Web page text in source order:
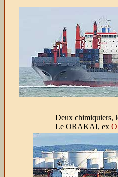
Deux chimiquiers,
Le ORAKAI, ex